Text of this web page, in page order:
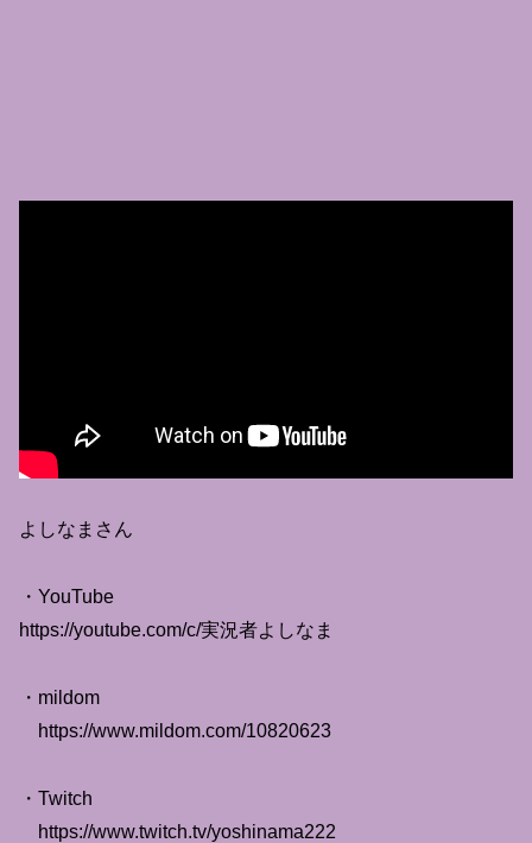
よしなまさん
・YouTube
https://youtube.com/c/実況者よしなま
・mildom
https://www.mildom.com/10820623
・Twitch
https://www.twitch.tv/yoshinama222